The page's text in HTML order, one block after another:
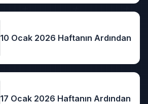
10 Ocak 2026 Haftanın Ardından
17 Ocak 2026 Haftanın Ardından